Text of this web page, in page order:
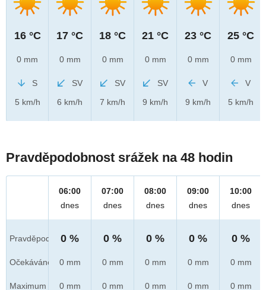
16 °C
0 mm
S
5 km/h
17 °C
0 mm
SV
6 km/h
18 °C
0 mm
SV
7 km/h
21 °C
0 mm
SV
9 km/h
23 °C
0 mm
V
9 km/h
25 °C
0 mm
V
5 km/h
Pravděpodobnost srážek na 48 hodin
Pravděpod.
Očekáváno
Maximum
06:00
dnes
0 %
0 mm
0 mm
07:00
dnes
0 %
0 mm
0 mm
08:00
dnes
0 %
0 mm
0 mm
09:00
dnes
0 %
0 mm
0 mm
10:00
dnes
0 %
0 mm
0 mm